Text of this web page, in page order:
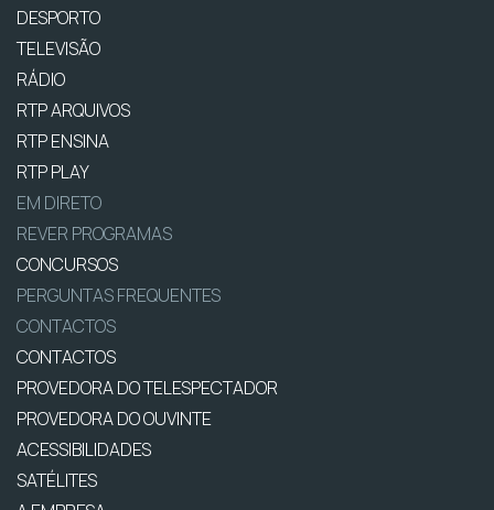
DESPORTO
TELEVISÃO
RÁDIO
RTP ARQUIVOS
RTP ENSINA
RTP PLAY
EM DIRETO
REVER PROGRAMAS
CONCURSOS
PERGUNTAS FREQUENTES
CONTACTOS
CONTACTOS
PROVEDORA DO TELESPECTADOR
PROVEDORA DO OUVINTE
ACESSIBILIDADES
SATÉLITES